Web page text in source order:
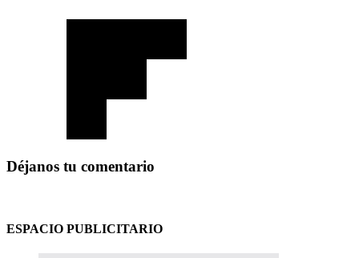
Déjanos tu comentario
ESPACIO PUBLICITARIO